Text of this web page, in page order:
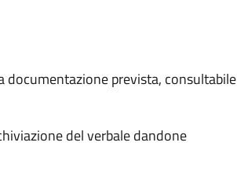
prevista, consultabile
del verbale dandone